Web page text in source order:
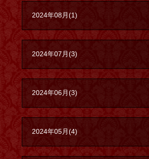
2024年08月(1)
2024年07月(3)
2024年06月(3)
2024年05月(4)